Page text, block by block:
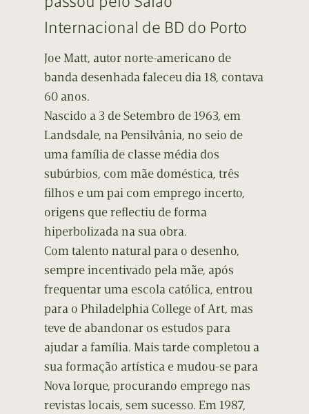
Internacional de BD do Porto
Joe Matt, autor norte-americano de
banda desenhada faleceu dia 18, contava
60 anos.
Nascido a 3 de Setembro de 1963, em
Landsdale, na Pensilvânia, no seio de
uma família de classe média dos
subúrbios, com mãe doméstica, três
filhos e um pai com emprego incerto,
origens que reflectiu de forma
hiperbolizada na sua obra.
Com talento natural para o desenho,
sempre incentivado pela mãe, após
frequentar uma escola católica, entrou
para o Philadelphia College of Art, mas
teve de abandonar os estudos para
ajudar a família. Mais tarde completou a
sua formação artística e mudou-se para
Nova Iorque, procurando emprego nas
revistas locais, sem sucesso. Em 1987,